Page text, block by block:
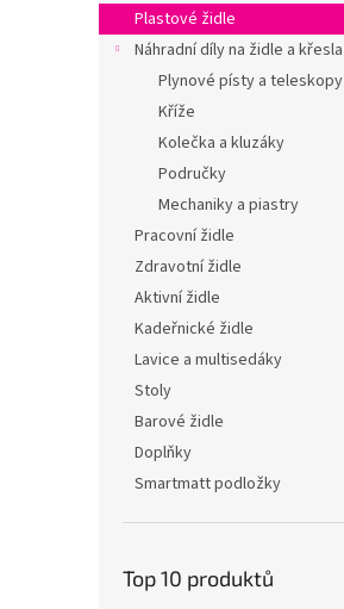
n
e
Plastové židle
Náhradní díly na židle a křesla
Plynové písty a teleskopy
Kříže
Kolečka a kluzáky
Područky
Mechaniky a piastry
Pracovní židle
Zdravotní židle
Aktivní židle
Kadeřnické židle
Lavice a multisedáky
Stoly
Barové židle
Doplňky
Smartmatt podložky
Top 10 produktů